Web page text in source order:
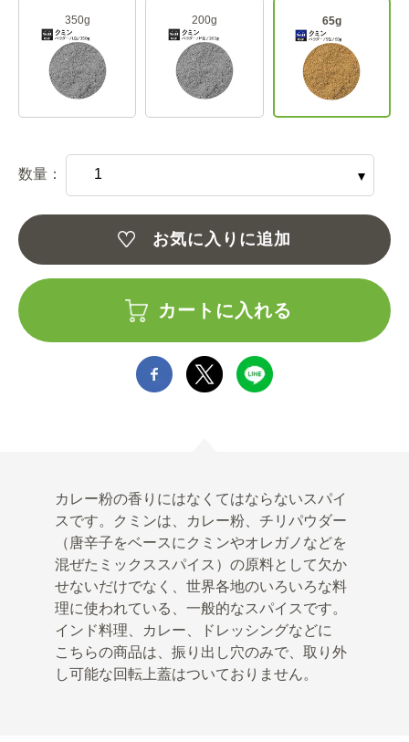
350g 200g 65g
数量：
お気に入りに追加
カートに入れる
カレー粉の香りにはなくてはならないスパイ
スです。クミンは、カレー粉、チリパウダー
（唐辛子をベースにクミンやオレガノなどを
混ぜたミックススパイス）の原料として欠か
せないだけでなく、世界各地のいろいろな料
理に使われている、一般的なスパイスです。
インド料理、カレー、ドレッシングなどに
こちらの商品は、振り出し穴のみで、取り外
し可能な回転上蓋はついておりません。